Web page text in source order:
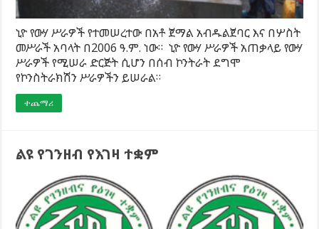
ኒዮ የውሃ ሥራዎች የተመሠረተው በአቶ ጀማል አብዱልጀባር እና በሦስት
መሥራች አባላት በ2006 ዓ.ም. ነው። ኒዮ የውሃ ሥራዎች አጠቃላይ የውሃ
ሥራዎች የሚሠራ ድርጅት ሲሆን በሰብ ኮንትራት ደግሞ
የኮንስትራክሽን ሥራዎችን ይሠራል።
ተጨማሪ
ልዩ የገንዘብ የእገዛ ተቋም